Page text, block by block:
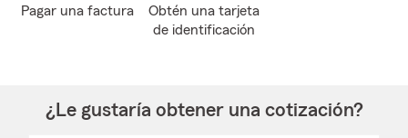
Pagar una factura
Obtén una tarjeta
de identificación
¿Le gustaría obtener una cotización?